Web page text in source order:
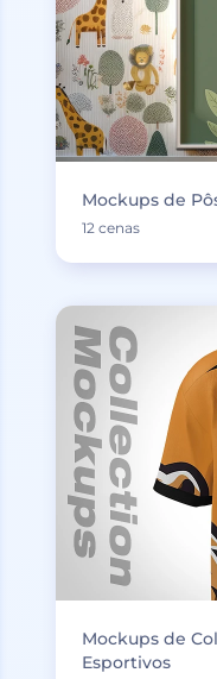
Mockups de
12 cenas
Mockups de
Esportivos